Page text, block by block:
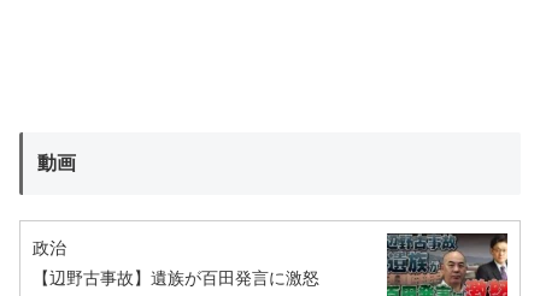
動画
政治
【辺野古事故】遺族が百田発言に激怒